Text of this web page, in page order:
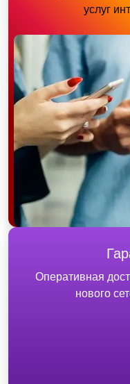
услуг
Оперативная
нового